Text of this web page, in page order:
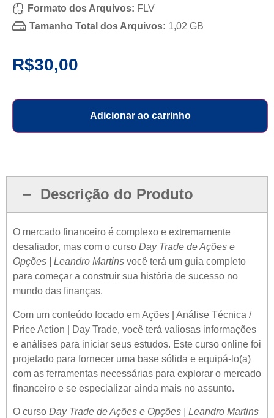
Formato dos Arquivos: FLV
Tamanho Total dos Arquivos: 1,02 GB
R$30,00
Adicionar ao carrinho
Descrição do Produto
O mercado financeiro é complexo e extremamente
desafiador, mas com o curso Day Trade de Ações e
Opções | Leandro Martins você terá um guia completo
para começar a construir sua história de sucesso no
mundo das finanças.
Com um conteúdo focado em Ações | Análise Técnica /
Price Action | Day Trade, você terá valiosas informações
e análises para iniciar seus estudos. Este curso online foi
projetado para fornecer uma base sólida e equipá-lo(a)
com as ferramentas necessárias para explorar o mercado
financeiro e se especializar ainda mais no assunto.
O curso Day Trade de Ações e Opções | Leandro Martins